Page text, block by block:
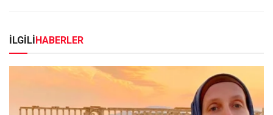
İLGİLİHABERLER